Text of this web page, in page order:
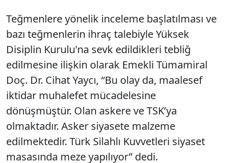
Teğmenlere yönelik inceleme başlatılması ve
bazı teğmenlerin ihraç talebiyle Yüksek
Disiplin Kurulu'na sevk edildikleri tebliğ
edilmesine ilişkin olarak Emekli Tümamiral
Doç. Dr. Cihat Yaycı, “Bu olay da, maalesef
iktidar muhalefet mücadelesine
dönüşmüştür. Olan askere ve TSK’ya
olmaktadır. Asker siyasete malzeme
edilmektedir. Türk Silahlı Kuvvetleri siyaset
masasında meze yapılıyor” dedi.